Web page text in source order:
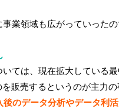
事業領域も広がっていったの
いては、現在拡大している
を販売するというのが主力
後のデータ分析やデータ利